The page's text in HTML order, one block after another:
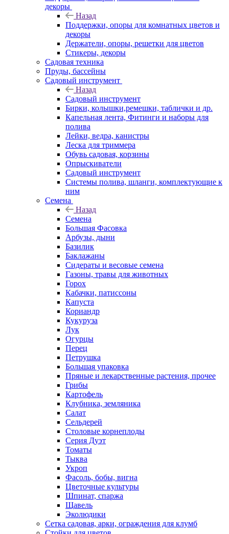
декоры
Назад
Поддержки, опоры для комнатных цветов и
декоры
Держатели, опоры, решетки для цветов
Стикеры, декоры
Садовая техника
Пруды, бассейны
Садовый инструмент
Назад
Садовый инструмент
Бирки, колышки,ремешки, таблички и др.
Капельная лента, Фитинги и наборы для
полива
Лейки, ведра, канистры
Леска для триммера
Обувь садовая, корзины
Опрыскиватели
Садовый инструмент
Системы полива, шланги, комплектующие к
ним
Семена
Назад
Семена
Большая Фасовка
Арбузы, дыни
Базилик
Баклажаны
Сидераты и весовые семена
Газоны, травы для животных
Горох
Кабачки, патиссоны
Капуста
Кориандр
Кукуруза
Лук
Огурцы
Перец
Петрушка
Большая упаковка
Пряные и лекарственные растения, прочее
Грибы
Картофель
Клубника, земляника
Салат
Сельдерей
Столовые корнеплоды
Серия Дуэт
Томаты
Тыква
Укроп
Фасоль, бобы, вигна
Цветочные культуры
Шпинат, спаржа
Щавель
Эколюдики
Сетка садовая, арки, ограждения для клумб